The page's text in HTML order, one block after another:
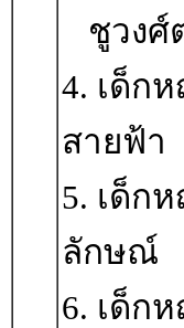
ชูวงศ์
4. เด็ก
สายฟ้า
5. เด็ก
ลักษณ์
6. เด็